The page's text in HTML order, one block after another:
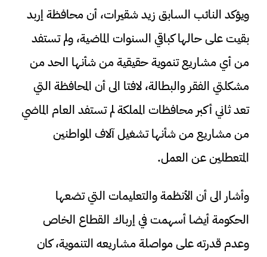
ويؤكد النائب السابق زيد شقيرات، أن محافظة إربد
بقيت على حالها كباقي السنوات الماضية، ولم تستفد
من أي مشاريع تنموية حقيقية من شأنها الحد من
مشكلتي الفقر والبطالة، لافتا الى أن المحافظة التي
تعد ثاني أكبر محافظات المملكة لم تستفد العام الماضي
من مشاريع من شأنها تشغيل آلاف المواطنين
المتعطلين عن العمل.
وأشار الى أن الأنظمة والتعليمات التي تضعها
الحكومة أيضا أسهمت في إرباك القطاع الخاص
وعدم قدرته على مواصلة مشاريعه التنموية، كان